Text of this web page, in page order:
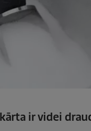
ir videi